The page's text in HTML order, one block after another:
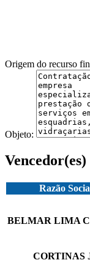
Origem do recurso
Objeto:
Razão
BELMAR LIMA
CORTINAS